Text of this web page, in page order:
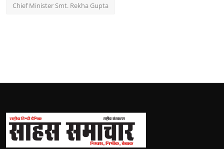
Chief Minister Smt. Rekha Gupta